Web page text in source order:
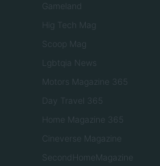
Gameland
Hig Tech Mag
Scoop Mag
Lgbtqia News
Motors Magazine 365
Day Travel 365
Home Magazine 365
Cineverse Magazine
SecondHomeMagazine